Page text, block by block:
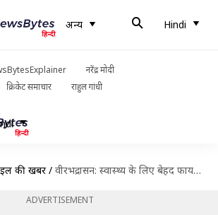
अन्य Hindi
नरेंद्र मोदी
क्रिकेट समाचार राहुल गांधी
की खबरें / वीरभद्रासन: स्वास्थ्य के लिए बेहद फायदेमंद है यह योगासन, जानिए इससे जुड़ी महत्वपूर्ण बातें
ADVERTISEMENT